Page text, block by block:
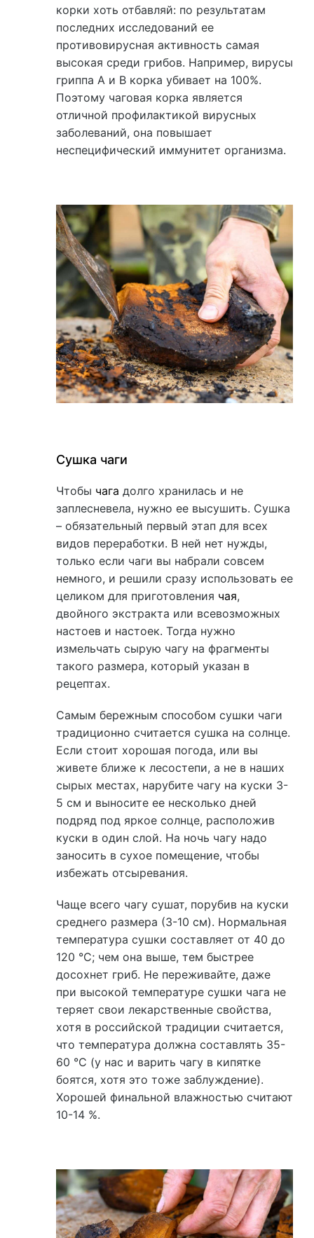
корки хоть отбавляй: по результатам
последних исследований ее
противовирусная активность самая
высокая среди грибов. Например, вирусы
гриппа А и В корка убивает на 100%.
Поэтому чаговая корка является
отличной профилактикой вирусных
заболеваний, она повышает
неспецифический иммунитет организма.
Сушка чаги
Чтобы чага долго хранилась и не
заплесневела, нужно ее высушить. Сушка
– обязательный первый этап для всех
видов переработки. В ней нет нужды,
только если чаги вы набрали совсем
немного, и решили сразу использовать ее
целиком для приготовления чая,
двойного экстракта или всевозможных
настоев и настоек. Тогда нужно
измельчать сырую чагу на фрагменты
такого размера, который указан в
рецептах.
Самым бережным способом сушки чаги
традиционно считается сушка на солнце.
Если стоит хорошая погода, или вы
живете ближе к лесостепи, а не в наших
сырых местах, нарубите чагу на куски 3-
5 см и выносите ее несколько дней
подряд под яркое солнце, расположив
куски в один слой. На ночь чагу надо
заносить в сухое помещение, чтобы
избежать отсыревания.
Чаще всего чагу сушат, порубив на куски
среднего размера (3-10 см). Нормальная
температура сушки составляет от 40 до
120 °С; чем она выше, тем быстрее
досохнет гриб. Не переживайте, даже
при высокой температуре сушки чага не
теряет свои лекарственные свойства,
хотя в российской традиции считается,
что температура должна составлять 35-
60 °С (у нас и варить чагу в кипятке
боятся, хотя это тоже заблуждение).
Хорошей финальной влажностью считают
10-14 %.